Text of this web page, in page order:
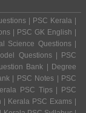
| PSC Kerala |
| PSC GK English |
Science Questions |
Questions | PSC
Bank | Degree
| PSC Notes | PSC
PSC Tips | PSC
Kerala PSC Exams |